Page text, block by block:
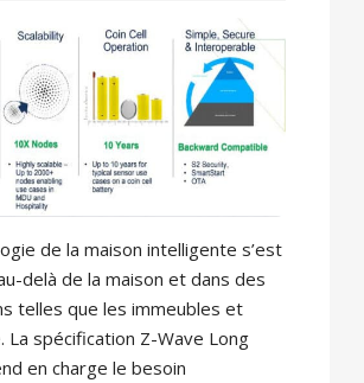
de la maison intelligente s’est
delà de la maison et dans des
telles que les immeubles et
La spécification Z-Wave Long
en charge le besoin